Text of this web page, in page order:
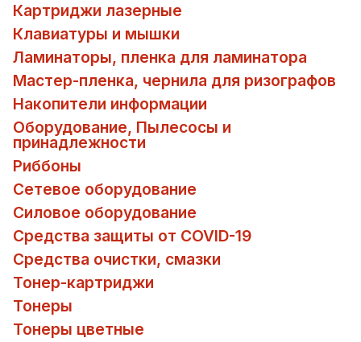
Картриджи лазерные
Клавиатуры и мышки
Ламинаторы, пленка для ламинатора
Мастер-пленка, чернила для ризографов
Накопители информации
Оборудование, Пылесосы и
принадлежности
Риббоны
Сетевое оборудование
Силовое оборудование
Средства защиты от COVID-19
Средства очистки, смазки
Тонер-картриджи
Тонеры
Тонеры цветные